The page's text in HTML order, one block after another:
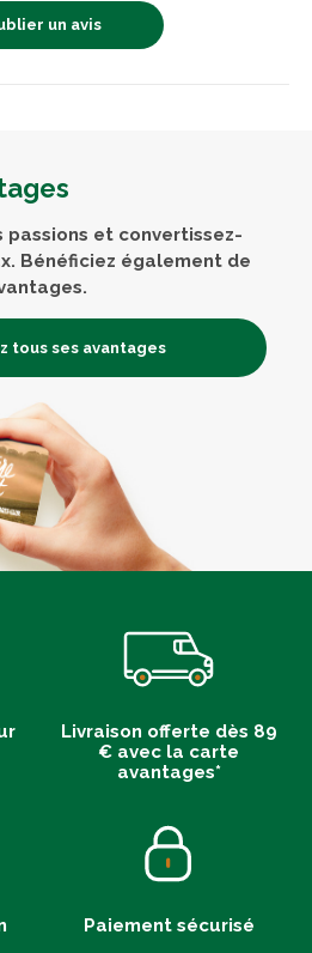
un avis
passions et convertissez-
Bénéficiez également de
tous ses avantages
Livraison offerte dès 89
€ avec la carte
avantages*
Paiement sécurisé